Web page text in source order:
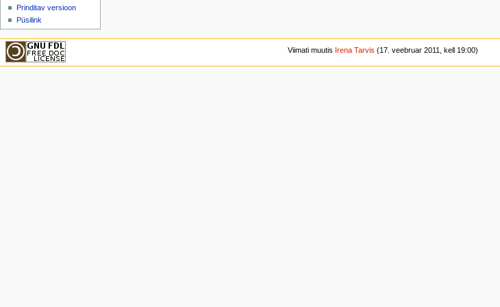
Prinditav versioon
Püsilink
Viimati muutis Irena Tarvis (17. veebruar 2011, kell 19:00)